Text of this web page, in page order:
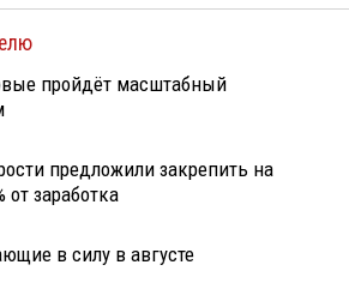
пройдёт масштабный
предложили закрепить на
от заработка
в силу в августе